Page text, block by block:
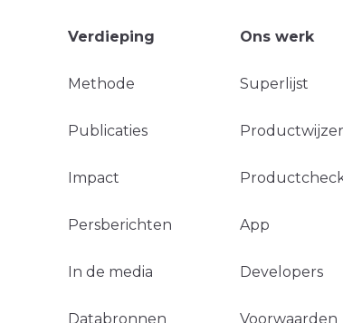
Verdieping
Methode
Publicaties
Impact
Persberichten
In de media
Databronnen
Ons werk
Superlijst
App
Developers
Voorwaarden